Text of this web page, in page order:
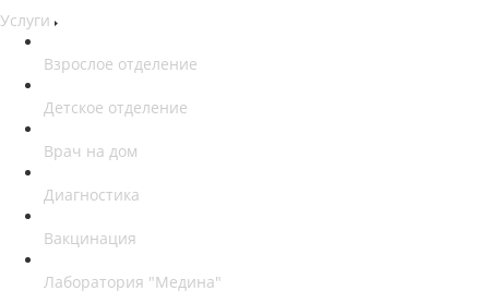
Услуги
Взрослое отделение
Детское отделение
Врач на дом
Диагностика
Вакцинация
Лаборатория "Медина"